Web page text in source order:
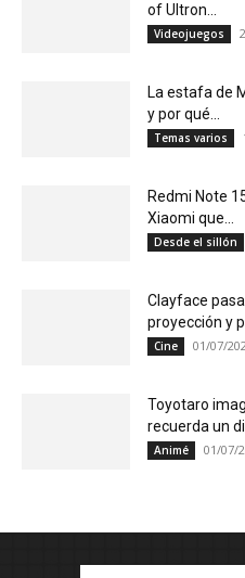
of Ultron...
Videojuegos
La estafa de
y por qué...
Temas varios
Redmi Note
Xiaomi que...
Desde el sillón
Clayface
proyección y
Cine 01/07/
Toyotaro
recuerda un
Animé 01/07/